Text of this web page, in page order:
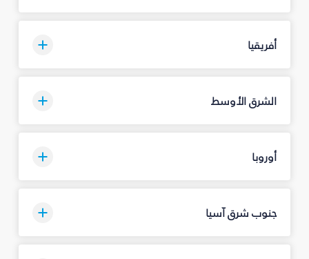
أفريقيا
الشرق الأوسط
أوروبا
جنوب شرق آسيا